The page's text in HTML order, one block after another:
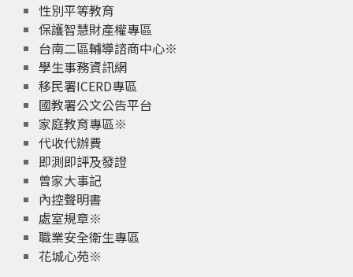
性別平等教育
保護智慧財產權專區
台南二區輔導諮商中心※
學生事務資訊網
移民署ICERD專區
國教署公文公告平台
家庭教育專區※
代收代辦費
即測即評及發證
曾家大事記
內控聲明書
處室規章※
職業安全衛生專區
花城心苑※